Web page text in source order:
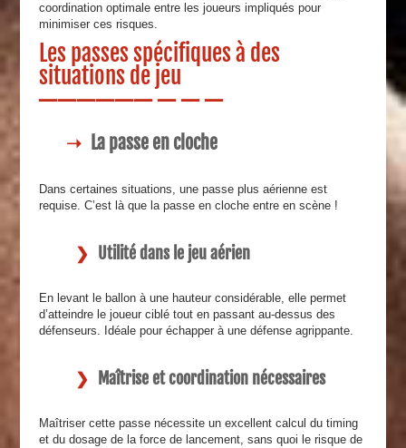
coordination optimale entre les joueurs impliqués pour
minimiser ces risques.
Les passes spécifiques à des
situations de jeu
La passe en cloche
Dans certaines situations, une passe plus aérienne est
requise. C’est là que la passe en cloche entre en scène !
Utilité dans le jeu aérien
En levant le ballon à une hauteur considérable, elle permet
d’atteindre le joueur ciblé tout en passant au-dessus des
défenseurs. Idéale pour échapper à une défense agrippante.
Maîtrise et coordination nécessaires
Maîtriser cette passe nécessite un excellent calcul du timing
et du dosage de la force de lancement, sans quoi le risque de